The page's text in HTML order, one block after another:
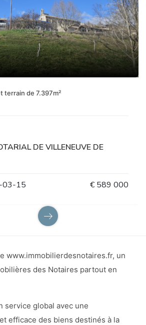
terrain de 7.397m²
DE VILLENEUVE DE
03-15 € 589 000
www.immobilierdesnotaires.fr, un
des Notaires partout en
service global avec une
efficace des biens destinés à la